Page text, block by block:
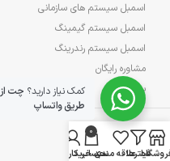
اسمبل سیستم های سازمانی
اسمبل سیستم گیمینگ
اسمبل سیستم رندرینگ
مشاوره رایگان
پشتیبانی
راه های ارتباطی:
کمک نیاز دارید؟ چت از
طریق واتساپ
فیلترهاعلاقه مندی
0
سبد خرید
حساب کاربری من